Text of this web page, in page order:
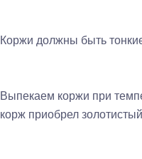
Коржи должны быть
Выпекаем коржи при
корж приобрел